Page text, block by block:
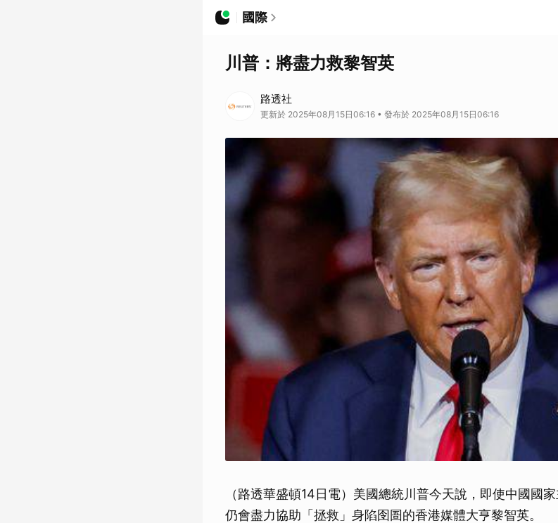
國際
川普：將盡力救黎智英
路透社
更新於 2025年08月15日06:16 • 發布於 2025年08月15日06:16
（路透華盛頓14日電）美國總統川普今天說，即使中國國
仍會盡力協助「拯救」身陷囹圄的香港媒體大亨黎智英。